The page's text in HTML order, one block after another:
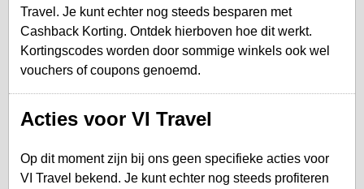
Travel. Je kunt echter nog steeds besparen met
Cashback Korting. Ontdek hierboven hoe dit werkt.
Kortingscodes worden door sommige winkels ook wel
vouchers of coupons genoemd.
Acties voor VI Travel
Op dit moment zijn bij ons geen specifieke acties voor
VI Travel bekend. Je kunt echter nog steeds profiteren